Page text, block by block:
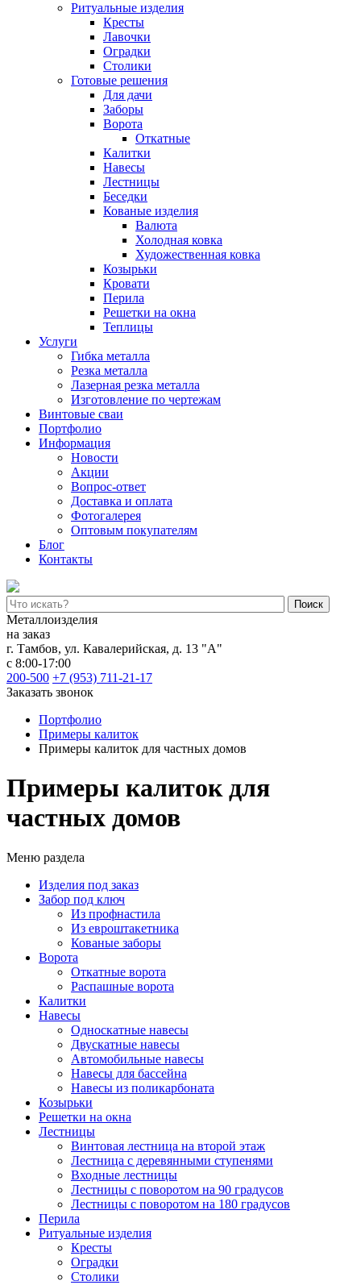
Ритуальные изделия
Кресты
Лавочки
Оградки
Столики
Готовые решения
Для дачи
Заборы
Ворота
Откатные
Калитки
Навесы
Лестницы
Беседки
Кованые изделия
Валюта
Холодная ковка
Художественная ковка
Козырьки
Кровати
Перила
Решетки на окна
Теплицы
Услуги
Гибка металла
Резка металла
Лазерная резка металла
Изготовление по чертежам
Винтовые сваи
Портфолио
Информация
Новости
Акции
Вопрос-ответ
Доставка и оплата
Фотогалерея
Оптовым покупателям
Блог
Контакты
Поиск
Металлоизделия
на заказ
г. Тамбов, ул. Кавалерийская, д. 13 "А"
с 8:00-17:00
200-500 +7 (953) 711-21-17
Заказать звонок
Портфолио
Примеры калиток
Примеры калиток для частных домов
Примеры калиток для
частных домов
Меню раздела
Изделия под заказ
Забор под ключ
Из профнастила
Из евроштакетника
Кованые заборы
Ворота
Откатные ворота
Распашные ворота
Калитки
Навесы
Односкатные навесы
Двускатные навесы
Автомобильные навесы
Навесы для бассейна
Навесы из поликарбоната
Козырьки
Решетки на окна
Лестницы
Винтовая лестница на второй этаж
Лестница с деревянными ступенями
Входные лестницы
Лестницы с поворотом на 90 градусов
Лестницы с поворотом на 180 градусов
Перила
Ритуальные изделия
Кресты
Оградки
Столики